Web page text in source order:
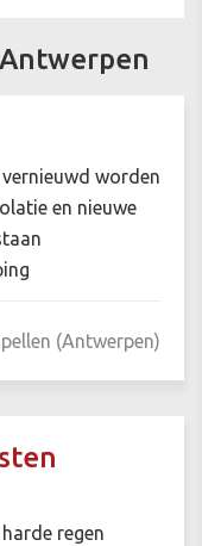
worden
en nieuwe
(Antwerpen)
regen